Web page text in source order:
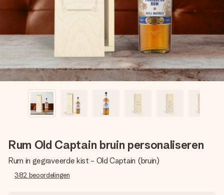
jullie foto of een boodschap die raakt. Zonder gedoe, maar
met alle aandacht voor het moment.
Rum Old Captain bruin personaliseren
Rum in gegraveerde kist - Old Captain (bruin)
382 beoordelingen